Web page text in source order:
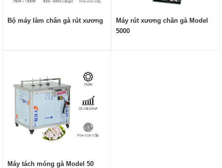
Bộ máy làm chân gà rút xương
Máy rút xương chân gà Model
5000
Máy tách móng gà Model 50